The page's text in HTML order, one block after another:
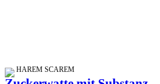
HAREM SCAREM